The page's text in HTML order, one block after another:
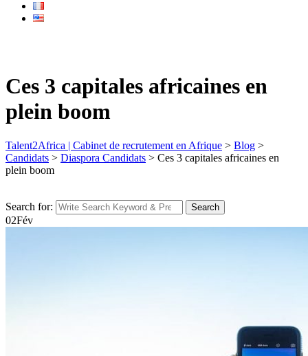
Ces 3 capitales africaines en
plein boom
Talent2Africa | Cabinet de recrutement en Afrique > Blog >
Candidats > Diaspora Candidats > Ces 3 capitales africaines en
plein boom
Search for: Search
02Fév